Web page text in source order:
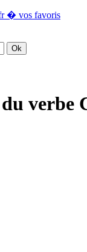
� vos favoris
verbe